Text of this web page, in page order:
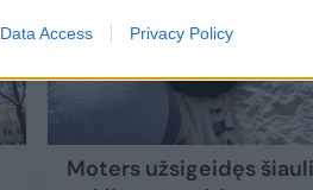
Data Access Privacy Policy
Moters užsigeidęs